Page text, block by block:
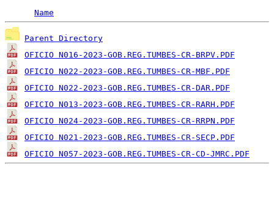
Name
Parent Directory
OFICIO N016-2023-GOB.REG.TUMBES-CR-BRPV.PDF
OFICIO N022-2023-GOB.REG.TUMBES-CR-MBF.PDF
OFICIO N022-2023-GOB.REG.TUMBES-CR-DAR.PDF
OFICIO N013-2023-GOB.REG.TUMBES-CR-RARH.PDF
OFICIO N024-2023-GOB.REG.TUMBES-CR-RRPN.PDF
OFICIO N021-2023-GOB.REG.TUMBES-CR-SECP.PDF
OFICIO N057-2023-GOB.REG.TUMBES-CR-CD-JMRC.PDF